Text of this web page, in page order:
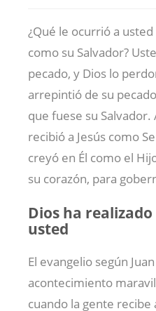
¿Qué le ocurrió a
como su Salvador?
pecado, y Dios lo
arrepintió de su
que fuese su
recibió a Jesús como
creyó en Él como el
su corazón, para
Dios ha
usted
El evangelio según
acontecimiento
cuando la gente recibe